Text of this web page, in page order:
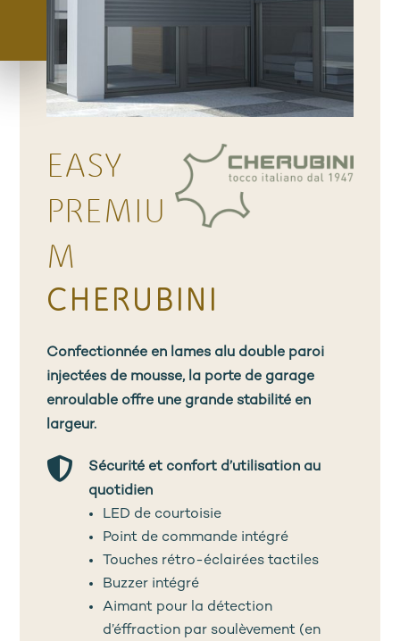
EASY
PREMIU
M
CHERUBINI
Confectionnée en lames alu double paroi
injectées de mousse, la porte de garage
enroulable offre une grande stabilité en
largeur.

Sécurité et confort d’utilisation au
quotidien
LED de courtoisie
Point de commande intégré
Touches rétro-éclairées tactiles
Buzzer intégré
Aimant pour la détection
d’éffraction par soulèvement (en